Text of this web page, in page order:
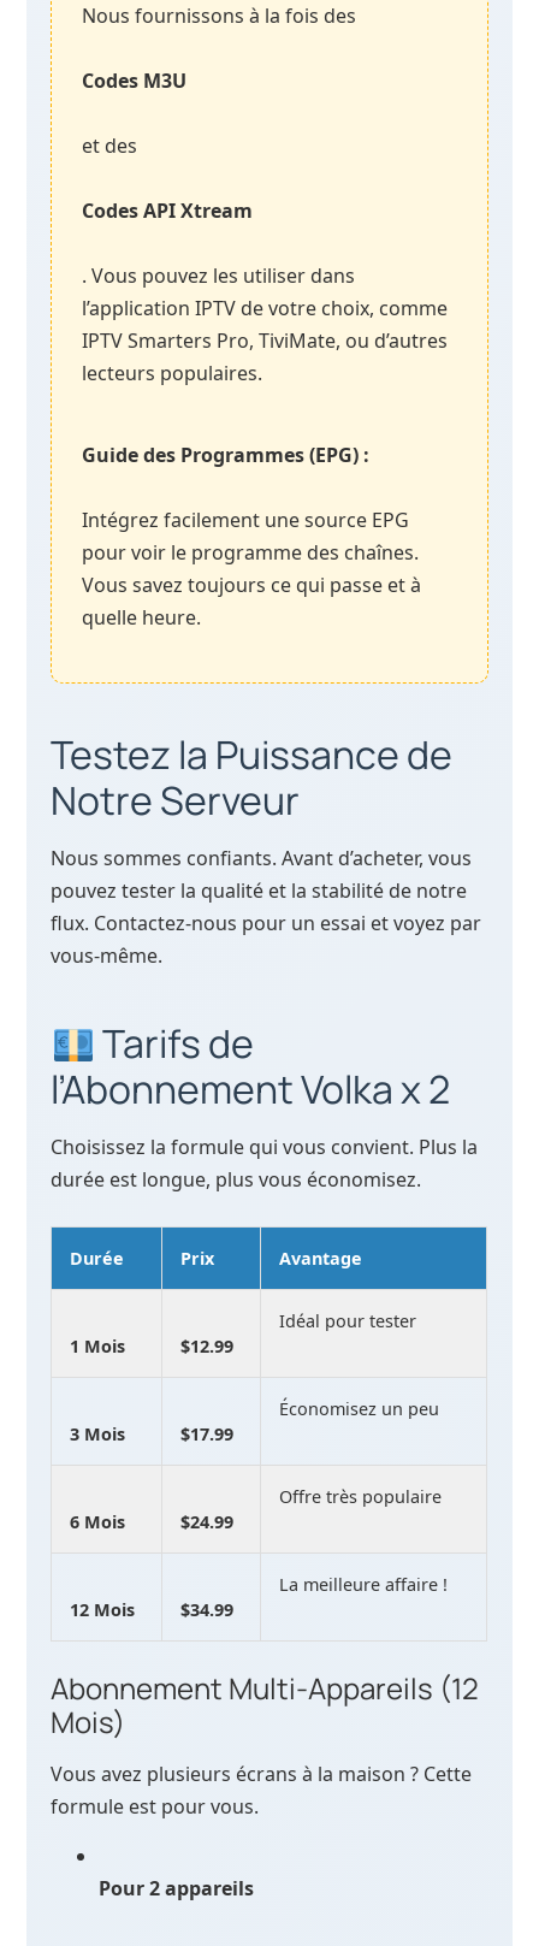
Nous fournissons à la fois des
Codes M3U
et des
Codes API Xtream
. Vous pouvez les utiliser dans
l’application IPTV de votre choix, comme
IPTV Smarters Pro, TiviMate, ou d’autres
lecteurs populaires.
Guide des Programmes (EPG) :
Intégrez facilement une source EPG
pour voir le programme des chaînes.
Vous savez toujours ce qui passe et à
quelle heure.
Testez la Puissance de
Notre Serveur
Nous sommes confiants. Avant d’acheter, vous
pouvez tester la qualité et la stabilité de notre
flux. Contactez-nous pour un essai et voyez par
vous-même.
Tarifs de
l’Abonnement Volka x 2
Choisissez la formule qui vous convient. Plus la
durée est longue, plus vous économisez.
Durée Prix Avantage
1 Mois $12.99
Idéal pour tester
3 Mois $17.99
Économisez un peu
6 Mois $24.99
Offre très populaire
12 Mois $34.99
La meilleure affaire !
Abonnement Multi-Appareils (12
Mois)
Vous avez plusieurs écrans à la maison ? Cette
formule est pour vous.
Pour 2 appareils